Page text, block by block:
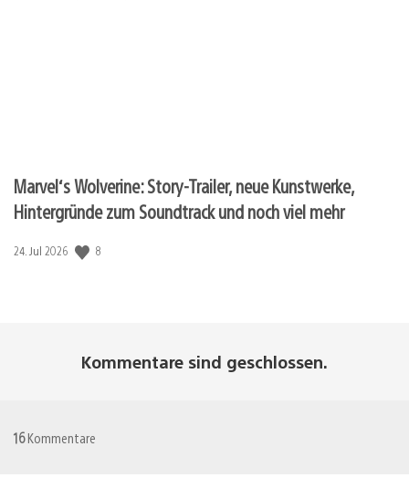
Marvel‘s Wolverine: Story-Trailer, neue Kunstwerke,
Hintergründe zum Soundtrack und noch viel mehr
Veröffentlichungsdatum:
24. Jul 2026 8
Kommentare sind geschlossen.
16Kommentare